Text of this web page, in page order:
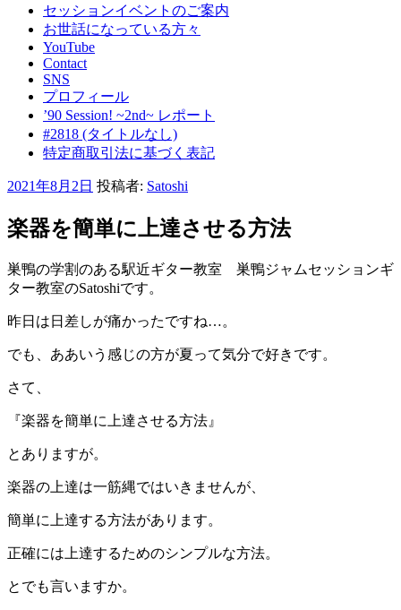
セッションイベントのご案内
お世話になっている方々
YouTube
Contact
SNS
プロフィール
’90 Session! ~2nd~ レポート
#2818 (タイトルなし)
特定商取引法に基づく表記
投
日:
2021年8月2日 投稿者: Satoshi
楽器を簡単に上達させる方法
巣鴨の学割のある駅近ギター教室 巣鴨ジャムセッションギ
ター教室のSatoshiです。
昨日は日差しが痛かったですね…。
でも、ああいう感じの方が夏って気分で好きです。
さて、
『楽器を簡単に上達させる方法』
とありますが。
楽器の上達は一筋縄ではいきませんが、
簡単に上達する方法があります。
正確には上達するためのシンプルな方法。
とでも言いますか。